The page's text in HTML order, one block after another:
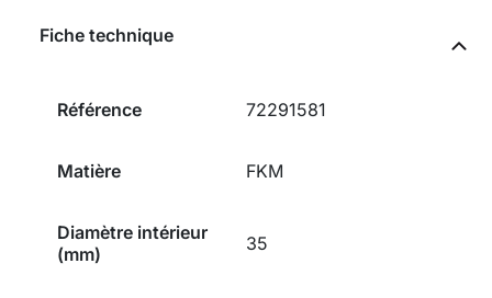
Fiche technique
Référence 72291581
Matière FKM
Diamètre intérieur
(mm)
35